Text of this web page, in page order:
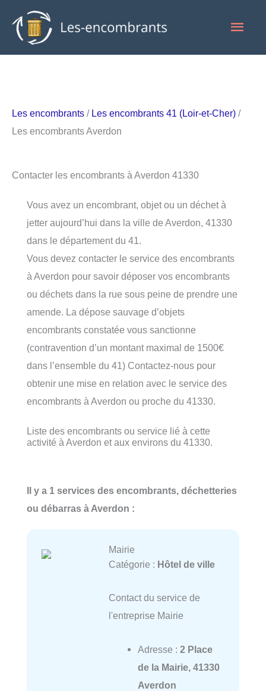
contenu
Les encombrants / Les encombrants 41 (Loir-et-Cher) /
Les encombrants Averdon
Contacter les encombrants à Averdon 41330
Vous avez un encombrant, objet ou un déchet à
jetter aujourd’hui dans la ville de Averdon, 41330
dans le département du 41.
Vous devez contacter le service des encombrants
à Averdon pour savoir déposer vos encombrants
ou déchets dans la rue sous peine de prendre une
amende. La dépose sauvage d’objets
encombrants constatée vous sanctionne
(contravention d’un montant maximal de 1500€
dans l’ensemble du 41) Contactez-nous pour
obtenir une mise en relation avec le service des
encombrants à Averdon ou proche du 41330.
Liste des encombrants ou service lié à cette
activité à Averdon et aux environs du 41330.
Il y a 1 services des encombrants, déchetteries
ou débarras à Averdon :
Mairie
Catégorie : Hôtel de ville
Contact du service de
l'entreprise Mairie
Adresse : 2 Place
de la Mairie, 41330
Averdon